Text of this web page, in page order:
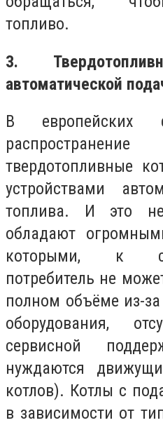
топливо.
3.
автоматической
В европейских
твердотопливные
устройствами
топлива. И это
обладают
которыми, к
потребитель не
полном объёме из-
оборудования,
сервисной
нуждаются
котлов). Котлы с
в зависимости от